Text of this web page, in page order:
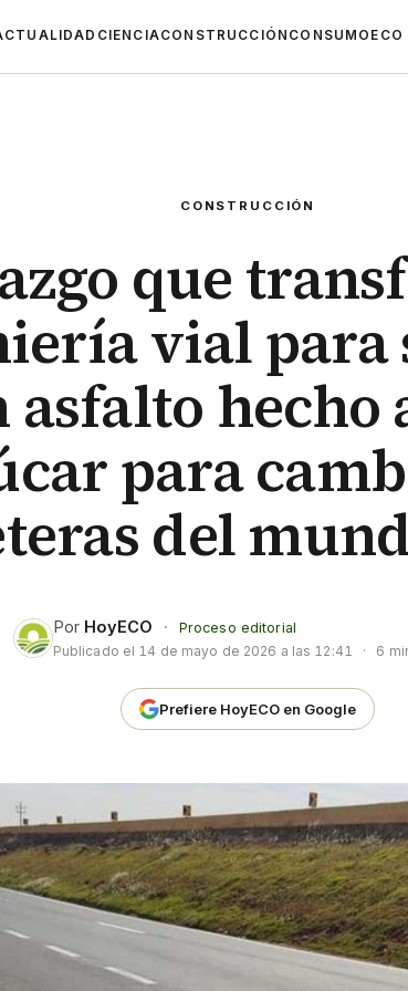
CIENCIACONSTRUCCIÓN CONSUMO ECO
CONSTRUCCIÓN
que
vial para
asfalto hecho
para
del
Por HoyECO ·
Proceso editorial
Publicado el 14 de mayo de 2026 a las 12:41 · 6
Prefiere HoyECO en Google